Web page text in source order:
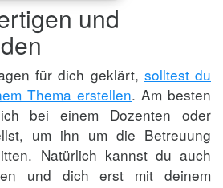
und
für dich geklärt, solltest du
Thema erstellen. Am besten
bei einem Dozenten oder
um ihn um die Betreuung
Natürlich kannst du auch
und dich erst mit deinem